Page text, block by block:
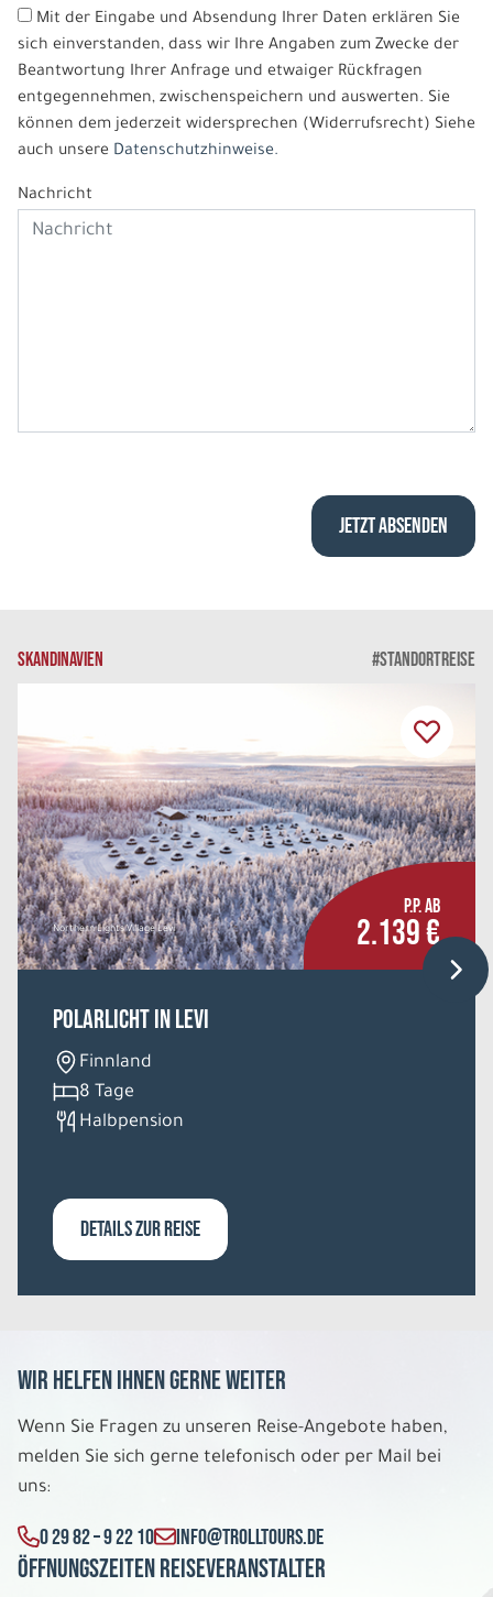
Mit der Eingabe und Absendung Ihrer Daten erklären Sie
sich einverstanden, dass wir Ihre Angaben zum Zwecke der
Beantwortung Ihrer Anfrage und etwaiger Rückfragen
entgegennehmen, zwischenspeichern und auswerten. Sie
können dem jederzeit widersprechen (Widerrufsrecht) Siehe
auch unsere Datenschutzhinweise.
Nachricht
SKANDINAVIEN #STANDORTREISE
Northern Lights Village Levi
P.P. AB
2.139 €
Polarlicht in Levi
Finnland
8 Tage
Halbpension
DETAILS ZUR REISE
Wir helfen Ihnen gerne weiter
Wenn Sie Fragen zu unseren Reise-Angebote haben,
melden Sie sich gerne telefonisch oder per Mail bei
uns:
0 29 82 – 9 22 10 INFO@TROLLTOURS.DE
Öffnungszeiten Reiseveranstalter